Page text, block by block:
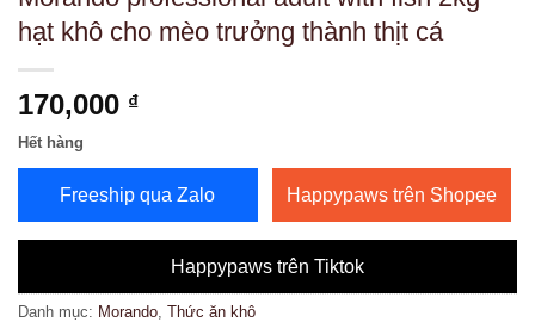
hạt khô cho mèo trưởng thành thịt cá
170,000 ₫
Hết hàng
Freeship qua Zalo Happypaws trên Shopee
Happypaws trên Tiktok
Danh mục: Morando Thức ăn khô